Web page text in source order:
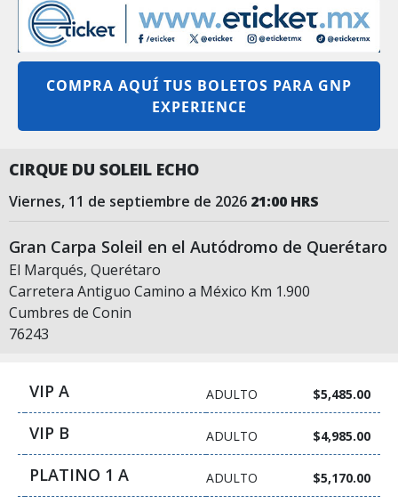
COMPRA AQUÍ TUS BOLETOS PARA GNP
EXPERIENCE
CIRQUE DU SOLEIL ECHO
viernes, 11 de septiembre de 2026 21:00 HRS
Gran Carpa Soleil en el Autódromo de Querétaro
El Marqués, Querétaro
Carretera Antiguo Camino a México Km 1.900
Cumbres de Conin
76243
VIP A ADULTO $5,485.00
VIP B ADULTO $4,985.00
PLATINO 1 A ADULTO $5,170.00